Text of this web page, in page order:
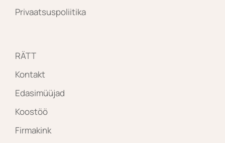
Privaatsuspoliitika
RÄTT
Kontakt
Edasimüüjad
Koostöö
Firmakink